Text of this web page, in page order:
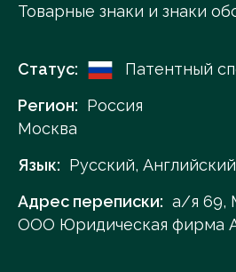
Товарные знаки и знаки
Статус:
Патентный
Регион: Россия
Москва
Язык: Русский, Английский
Адрес переписки: а/я 69,
ООО Юридическая фирма